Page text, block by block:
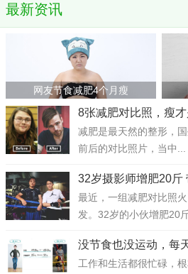
最新资讯
网友节食减肥4个月瘦
8张减肥对比照，瘦
减肥是最天然的整形，
前后的对比照片，当中...
32岁摄影师增肥20斤
最近，一组减肥对比照
发。32岁的小伙增肥20
没节食也没运动，每
工作和生活都很忙碌，